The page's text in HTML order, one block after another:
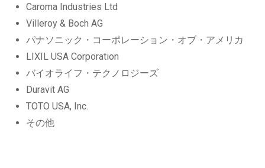
Caroma Industries Ltd
Villeroy & Boch AG
パナソニック・コーポレーション・オブ・アメリカ
LIXIL USA Corporation
バイオライフ・テクノロジーズ
Duravit AG
TOTO USA, Inc.
その他